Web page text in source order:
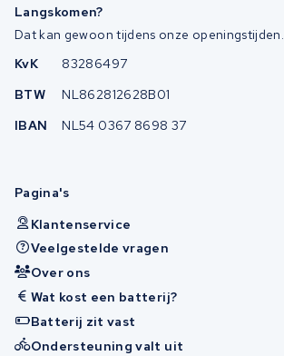
Langskomen?
Dat kan gewoon tijdens onze openingstijden.
KvK
83286497
BTW
NL862812628B01
IBAN
NL54 0367 8698 37
Pagina's
Klantenservice
Veelgestelde vragen
Over ons
Wat kost een batterij?
Batterij zit vast
Ondersteuning valt uit